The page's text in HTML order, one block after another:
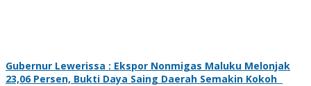
Gubernur Lewerissa : Ekspor Nonmigas Maluku Melonjak
23,06 Persen, Bukti Daya Saing Daerah Semakin Kokoh